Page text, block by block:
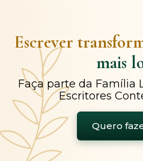
Escrever
mais
Faça parte da Família
Escritores
Quero